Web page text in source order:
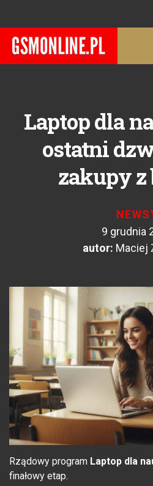
Laptop dla
ostatni
zakupy z
9 grudnia
autor: Maciej
Rządowy program Laptop dla
finałowy etap.